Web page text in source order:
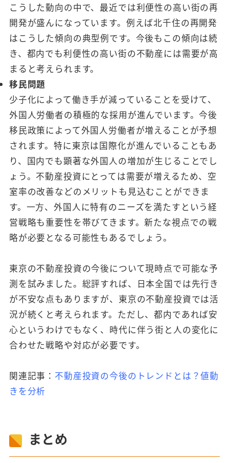
こうした動向の中で、最近では利便性の高い街の再
開発が盛んになっています。例えば北千住の再開発
はこうした傾向の典型例です。今後もこの傾向は続
き、都内でも利便性の高い街の不動産には需要が高
まると考えられます。
移民問題
少子化によって働き手が減っていることを受けて、
外国人労働者の積極的な採用が進んでいます。今後
移民政策によって外国人労働者が増えることが予想
されます。特に東京は国際化が進んでいることもあ
り、国内でも顕著な外国人の増加が生じることでし
ょう。不動産投資にとっては需要が増えるため、空
室率の改善などのメリットも見込むことができま
す。一方、外国人に特有のニーズを満たすという経
営戦略も重要性を帯びてきます。新たな視点での戦
略が必要となる可能性もあるでしょう。
東京の不動産投資の今後について現時点で可能な予
測を試みました。総評すれば、日本全国では先行き
が不安な点もありますが、東京の不動産投資では活
況が続くと考えられます。ただし、都内であれば安
心というわけでもなく、時代に伴う街と人の変化に
合わせた戦略や対応が必要です。
関連記事： 不動産投資の今後のトレンドとは？値動
きを分析
まとめ